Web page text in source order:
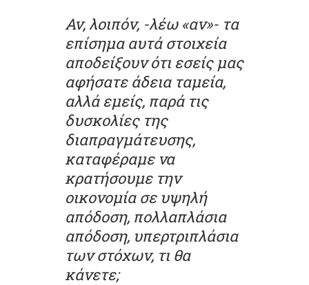
Αν, λοιπόν, -λέω «αν»- τα
επίσημα αυτά στοιχεία
αποδείξουν ότι εσείς μας
αφήσατε άδεια ταμεία,
αλλά εμείς, παρά τις
δυσκολίες της
διαπραγμάτευσης,
καταφέραμε να
κρατήσουμε την
οικονομία σε υψηλή
απόδοση, πολλαπλάσια
απόδοση, υπερτριπλάσια
των στόχων, τι θα
κάνετε;